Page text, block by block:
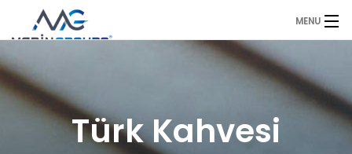
MENU
Anasayfa
Duyurular
ÜrünlerimizTürk Kahvesi